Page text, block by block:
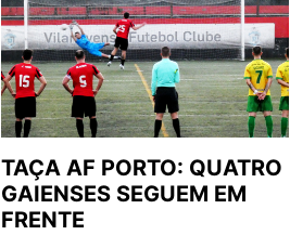
É
AMBIÇÃO
DUPLA
TAÇA AF PORTO: QUATRO
GAIENSES SEGUEM EM
FRENTE